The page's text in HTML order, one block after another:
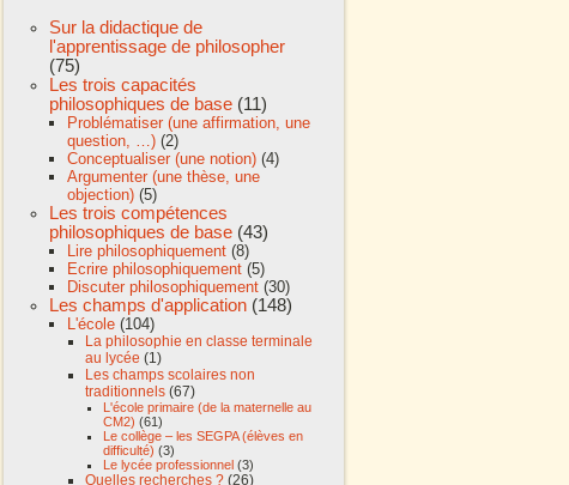
Sur la didactique de
l'apprentissage de philosopher
(75)
Les trois capacités
philosophiques de base (11)
Problématiser (une affirmation, une
question, …) (2)
Conceptualiser (une notion) (4)
Argumenter (une thèse, une
objection) (5)
Les trois compétences
philosophiques de base (43)
Lire philosophiquement (8)
Ecrire philosophiquement (5)
Discuter philosophiquement (30)
Les champs d'application (148)
L'école (104)
La philosophie en classe terminale
au lycée (1)
Les champs scolaires non
traditionnels (67)
L'école primaire (de la maternelle au
CM2) (61)
Le collège – les SEGPA (élèves en
difficulté) (3)
Le lycée professionnel (3)
Quelles recherches ? (26)